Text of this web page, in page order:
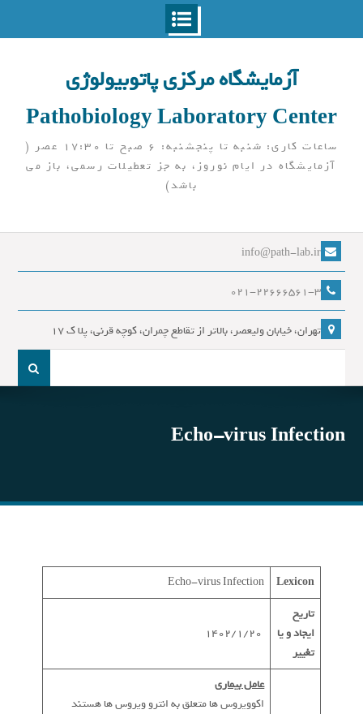
آزمایشگاه مرکزی پاتوبیولوژی
Pathobiology Laboratory Center
ساعات کاری: شنبه تا پنجشنبه: 6 صبح تا 17:30 عصر (
آزمایشگاه در ایام نوروز، به جز تعطیلات رسمی، باز می
باشد)
info@path-lab.ir
021-22666561-3
تهران، خیابان ولیعصر، بالاتر از تقاطع چمران، کوچه قرنی، پلا ک 17
جست
Echo-virus Infection
Lexicon
Echo-virus Infection
تاریخ
ایجاد و یا
تغییر
عامل بیماری
اکوویروس ها متعلق به انترو ویروس ها هستند